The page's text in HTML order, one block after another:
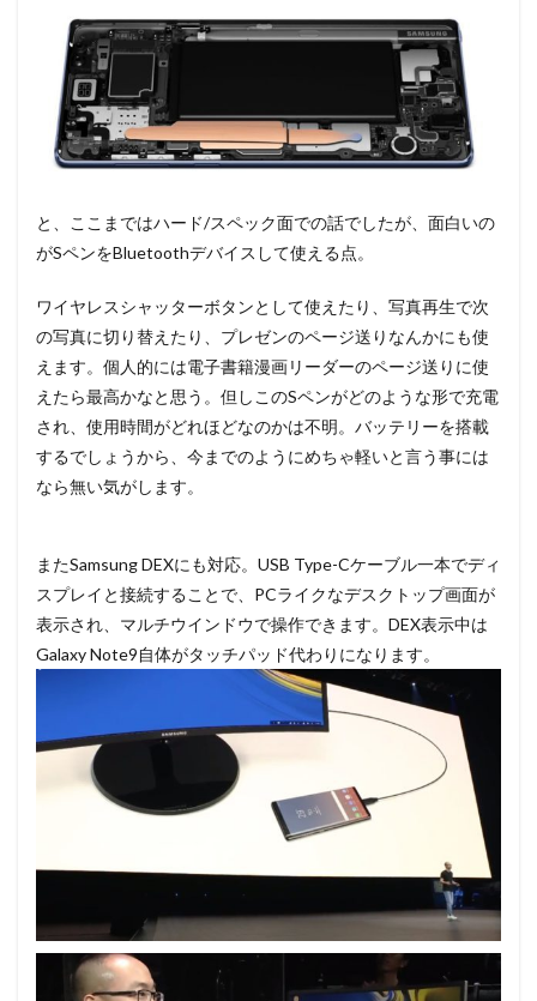
と、ここまではハード/スペック面での話でしたが、面白いの
がSペンをBluetoothデバイスして使える点。
ワイヤレスシャッターボタンとして使えたり、写真再生で次
の写真に切り替えたり、プレゼンのページ送りなんかにも使
えます。個人的には電子書籍漫画リーダーのページ送りに使
えたら最高かなと思う。但しこのSペンがどのような形で充電
され、使用時間がどれほどなのかは不明。バッテリーを搭載
するでしょうから、今までのようにめちゃ軽いと言う事には
なら無い気がします。
またSamsung DEXにも対応。USB Type-Cケーブル一本でディ
スプレイと接続することで、PCライクなデスクトップ画面が
表示され、マルチウインドウで操作できます。DEX表示中は
Galaxy Note9自体がタッチパッド代わりになります。